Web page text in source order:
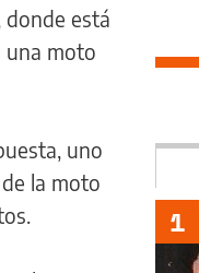
donde está
una moto
uno
la moto
1